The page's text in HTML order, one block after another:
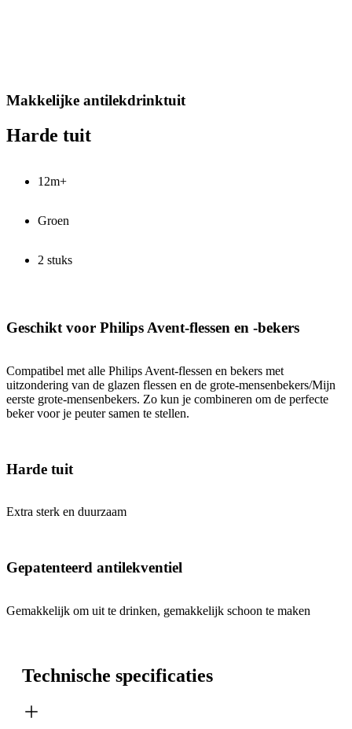
Makkelijke antilekdrinktuit
Harde tuit
12m+
Groen
2 stuks
Geschikt voor Philips Avent-flessen en -bekers
Compatibel met alle Philips Avent-flessen en bekers met
uitzondering van de glazen flessen en de grote-mensenbekers/Mijn
eerste grote-mensenbekers. Zo kun je combineren om de perfecte
beker voor je peuter samen te stellen.
Harde tuit
Extra sterk en duurzaam
Gepatenteerd antilekventiel
Gemakkelijk om uit te drinken, gemakkelijk schoon te maken
Technische specificaties